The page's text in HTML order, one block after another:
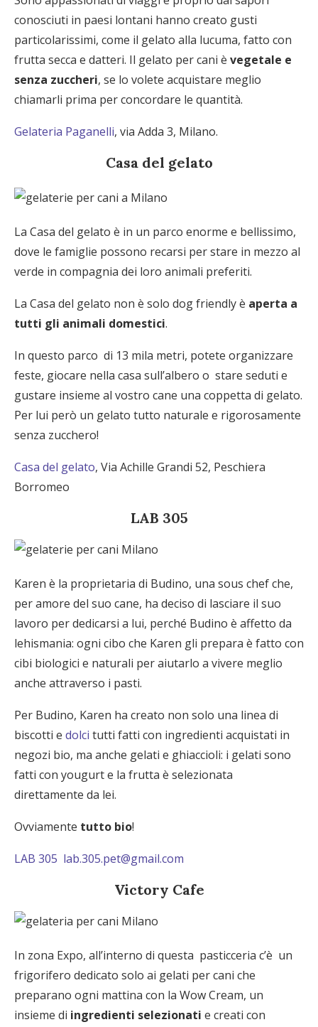
conosciuti in paesi lontani hanno creato gusti
particolarissimi, come il gelato alla lucuma, fatto con
frutta secca e datteri. Il gelato per cani è vegetale e
senza zuccheri, se lo volete acquistare meglio
chiamarli prima per concordare le quantità.
Gelateria Paganelli, via Adda 3, Milano.
Casa del gelato
La Casa del gelato è in un parco enorme e bellissimo,
dove le famiglie possono recarsi per stare in mezzo al
verde in compagnia dei loro animali preferiti.
La Casa del gelato non è solo dog friendly è aperta a
tutti gli animali domestici.
In questo parco di 13 mila metri, potete organizzare
feste, giocare nella casa sull’albero o stare seduti e
gustare insieme al vostro cane una coppetta di gelato.
Per lui però un gelato tutto naturale e rigorosamente
senza zucchero!
Casa del gelato, Via Achille Grandi 52, Peschiera
Borromeo
LAB 305
Karen è la proprietaria di Budino, una sous chef che,
per amore del suo cane, ha deciso di lasciare il suo
lavoro per dedicarsi a lui, perché Budino è affetto da
lehismania: ogni cibo che Karen gli prepara è fatto con
cibi biologici e naturali per aiutarlo a vivere meglio
anche attraverso i pasti.
Per Budino, Karen ha creato non solo una linea di
biscotti e dolci tutti fatti con ingredienti acquistati in
negozi bio, ma anche gelati e ghiaccioli: i gelati sono
fatti con yougurt e la frutta è selezionata
direttamente da lei.
Ovviamente tutto bio!
LAB 305 lab.305.pet@gmail.com
Victory Cafe
In zona Expo, all’interno di questa pasticceria c’è un
frigorifero dedicato solo ai gelati per cani che
preparano ogni mattina con la Wow Cream, un
insieme di ingredienti selezionati e creati con